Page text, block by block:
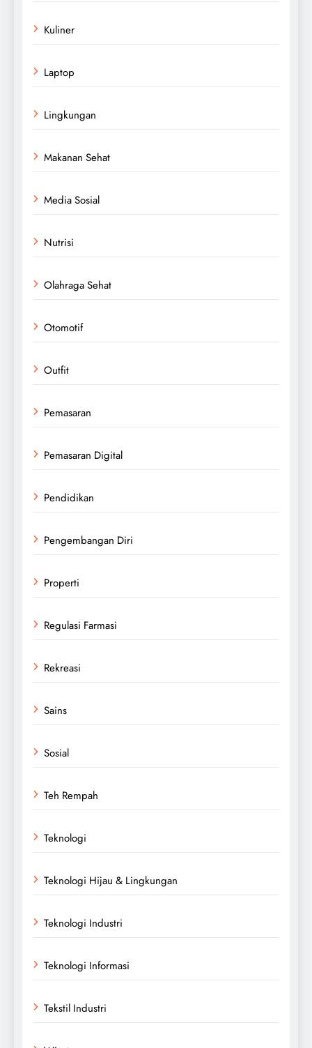
Kuliner
Laptop
Lingkungan
Makanan Sehat
Media Sosial
Nutrisi
Olahraga Sehat
Otomotif
Outfit
Pemasaran
Pemasaran Digital
Pendidikan
Pengembangan Diri
Properti
Regulasi Farmasi
Rekreasi
Sains
Sosial
Teh Rempah
Teknologi
Teknologi Hijau & Lingkungan
Teknologi Industri
Teknologi Informasi
Tekstil Industri